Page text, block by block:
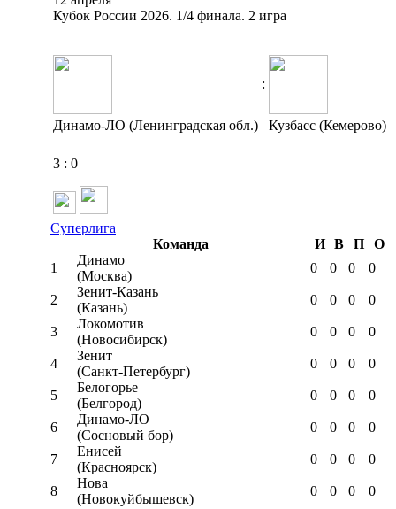
Кубок России 2026. 1/4 финала. 2 игра
:
Динамо-ЛО (Ленинградская обл.) Кузбасс (Кемерово)
3 : 0
Суперлига
Команда
И В П
О
1
Динамо
(Москва)
0 0 0 0
2
Зенит-Казань
(Казань)
0 0 0 0
3
Локомотив
(Новосибирск)
0 0 0 0
4
Зенит
(Санкт-Петербург)
0 0 0 0
5
Белогорье
(Белгород)
0 0 0 0
6
Динамо-ЛО
(Сосновый бор)
0 0 0 0
7
Енисей
(Красноярск)
0 0 0 0
8
Нова
(Новокуйбышевск)
0 0 0 0